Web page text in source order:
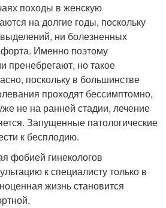
походы в женскую
на долгие годы, поскольку
ни болезненных
Именно поэтому
пренебрегают, но такое
поскольку в большинстве
проходят бессимптомно,
не на ранней стадии, лечение
Запущенные патологические
к бесплодию.
фобией гинекологов
к специалисту только в
жизнь становится